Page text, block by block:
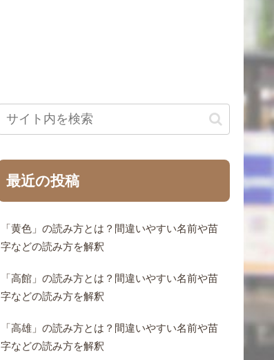
最近の投稿
「黄色」の読み方とは？間違いやすい名前や苗
字などの読み方を解釈
「高館」の読み方とは？間違いやすい名前や苗
字などの読み方を解釈
「高雄」の読み方とは？間違いやすい名前や苗
字などの読み方を解釈